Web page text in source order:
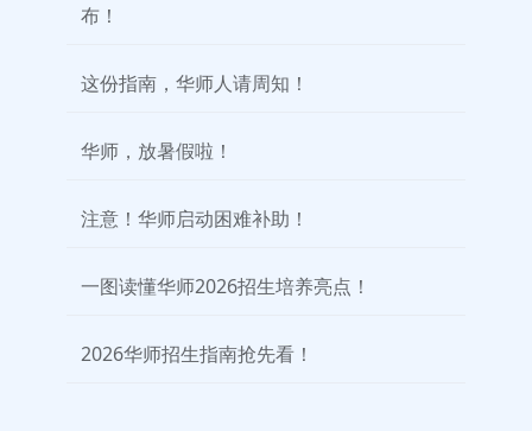
布！
这份指南，华师人请周知！
华师，放暑假啦！
注意！华师启动困难补助！
一图读懂华师2026招生培养亮点！
2026华师招生指南抢先看！